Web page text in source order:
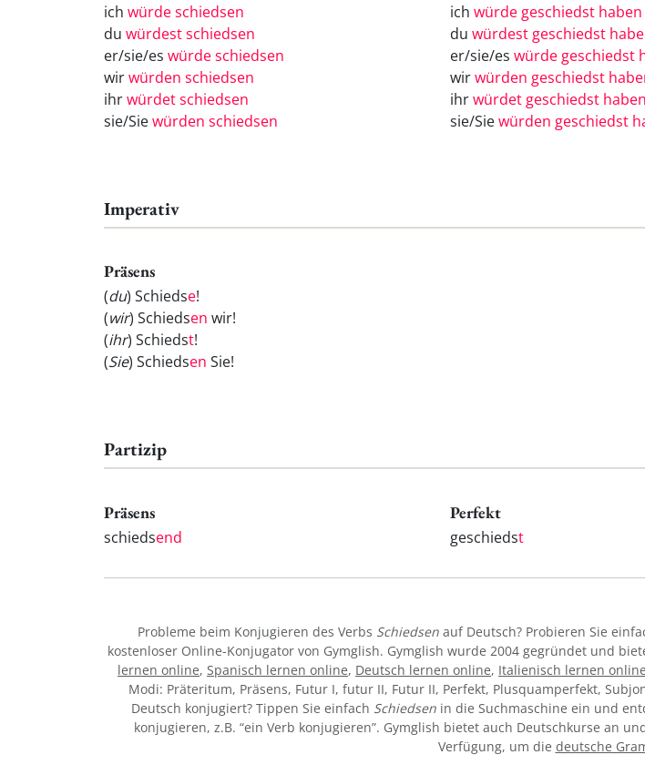
ich würde schiedsen
du würdest schiedsen
er/sie/es würde schiedsen
wirwürden schiedsen
ihrwürdet schiedsen
sie/Siewürden schiedsen
ich würde geschiedst haben
du würdest geschiedst
er/sie/es würde geschiedst
wirwürden geschiedst
ihrwürdet geschiedst haben
sie/Siewürden geschiedst
Imperativ
Präsens
(du) Schiedse!
(wir) Schiedsen wir!
(ihr) Schiedst!
(Sie) Schiedsen Sie!
Partizip
Präsens
schiedsend
Perfekt
geschiedst
Probleme beim Konjugieren des Verbs Schiedsenauf Deutsch? Probieren Sie
kostenloser Online-Konjugator von Gymglish. Gymglish wurde 2004 gegründet und
lernen online, Spanisch lernen online, Deutsch lernen online, Italienisch lernen online
Modi: Präteritum, Präsens, Futur I, futur II, Futur II, Perfekt, Plusquamperfekt,
Deutsch konjugiert? Tippen Sie einfach Schiedsen in die Suchmaschine ein und
konjugieren, z.B. “ein Verb konjugieren”. Gymglish bietet auch Deutschkurse an
Verfügung, um die deutsche